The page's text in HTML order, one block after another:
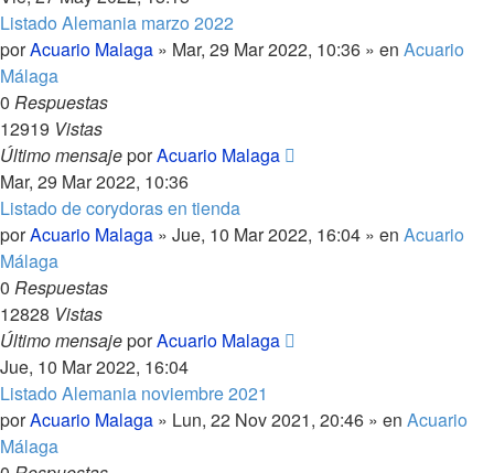
Listado Alemania marzo 2022
porAcuario Malaga » Mar, 29 Mar 2022, 10:36 » en Acuario
Málaga
0 Respuestas
12919 Vistas
Último mensajeporAcuario Malaga
Mar, 29 Mar 2022, 10:36
Listado de corydoras en tienda
porAcuario Malaga » Jue, 10 Mar 2022, 16:04 » en Acuario
Málaga
0 Respuestas
12828 Vistas
Último mensajeporAcuario Malaga
Jue, 10 Mar 2022, 16:04
Listado Alemania noviembre 2021
porAcuario Malaga » Lun, 22 Nov 2021, 20:46 » en Acuario
Málaga